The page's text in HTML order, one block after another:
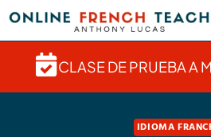
Saltar
contenido
CLASE DE PRUEBA A
IDIOMA